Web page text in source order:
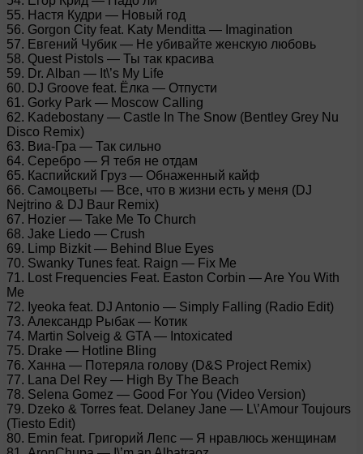
55. Настя Кудри — Новый год
56. Gorgon City feat. Katy Menditta — Imagination
57. Евгений Чубик — Не убивайте женскую любовь
58. Quest Pistols — Ты так красива
59. Dr. Alban — It\’s My Life
60. DJ Groove feat. Ёлка — Отпусти
61. Gorky Park — Moscow Calling
62. Kadebostany — Castle In The Snow (Bentley Grey Nu
Disco Remix)
63. Виа-Гра — Так сильно
64. Серебро — Я тебя не отдам
65. Каспийский Груз — Обнаженный кайф
66. Самоцветы — Все, что в жизни есть у меня (DJ
Nejtrino & DJ Baur Remix)
67. Hozier — Take Me To Church
68. Jake Liedo — Crush
69. Limp Bizkit — Behind Blue Eyes
70. Swanky Tunes feat. Raign — Fix Me
71. Lost Frequencies Feat. Easton Corbin — Are You With
Me
72. Iyeoka feat. DJ Antonio — Simply Falling (Radio Edit)
73. Александр Рыбак — Котик
74. Martin Solveig & GTA — Intoxicated
75. Drake — Hotline Bling
76. Ханна — Потеряла голову (D&S Project Remix)
77. Lana Del Rey — High By The Beach
78. Selena Gomez — Good For You (Video Version)
79. Dzeko & Torres feat. Delaney Jane — L\’Amour Toujours
(Tiesto Edit)
80. Emin feat. Григорий Лепс — Я нравлюсь женщинам